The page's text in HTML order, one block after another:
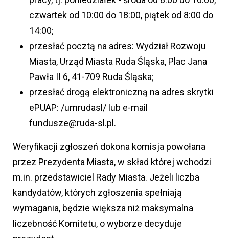
czwartek od 10:00 do 18:00, piątek od 8:00 do
14:00;
przesłać pocztą na adres: Wydział Rozwoju
Miasta, Urząd Miasta Ruda Śląska, Plac Jana
Pawła II 6, 41-709 Ruda Śląska;
przesłać drogą elektroniczną na adres skrytki
ePUAP: /umrudasl/ lub e-mail
fundusze@ruda-sl.pl.
Weryfikacji zgłoszeń dokona komisja powołana
przez Prezydenta Miasta, w skład której wchodzi
m.in. przedstawiciel Rady Miasta. Jeżeli liczba
kandydatów, których zgłoszenia spełniają
wymagania, będzie większa niż maksymalna
liczebność Komitetu, o wyborze decyduje